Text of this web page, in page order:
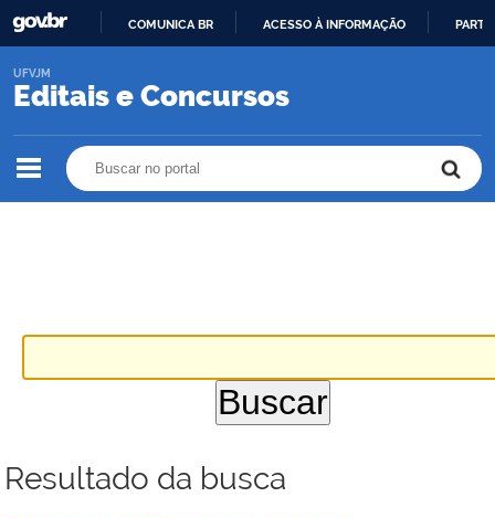
O
COMUNICA BR ACESSO À INFORMAÇÃO
Editais e Concursos
UFVJM
Resultado da busca